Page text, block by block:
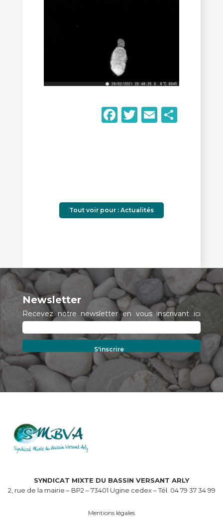
Facebook
Twitter
Email
Tout voir pour : Actualités
Newsletter
Recevez notre newsletter en vous inscrivant ici
SYNDICAT MIXTE DU BASSIN VERSANT ARLY
2, rue de la mairie – BP2 – 73401 Ugine cedex – Tél. 04 79 37 34 99
Mentions légales